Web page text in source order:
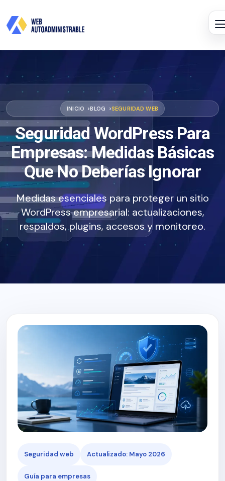
INICIO BLOG SEGURIDAD WEB
Seguridad WordPress Para
Empresas: Medidas Básicas
Que No Deberías Ignorar
Medidas esenciales para proteger un sitio
WordPress empresarial: actualizaciones,
respaldos, plugins, accesos y monitoreo.
Seguridad web Actualizado: Mayo 2026
Guía para empresas